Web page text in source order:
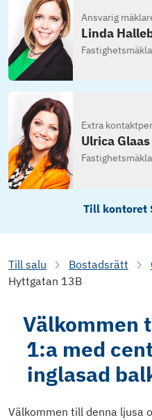
Ansvarig
Linda
Extra
Ulrica Glaas
Till kontoret
Till salu Bostadsrätt
Hyttgatan 13B
Välkommen
1:a med
inglasad
Välkommen till denna ljusa